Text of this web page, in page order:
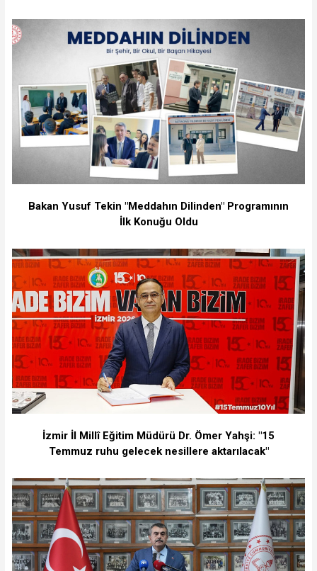
Bakan Yusuf Tekin "Meddahın Dilinden" Programının
İlk Konuğu Oldu
İzmir İl Millî Eğitim Müdürü Dr. Ömer Yahşi: "15
Temmuz ruhu gelecek nesillere aktarılacak"